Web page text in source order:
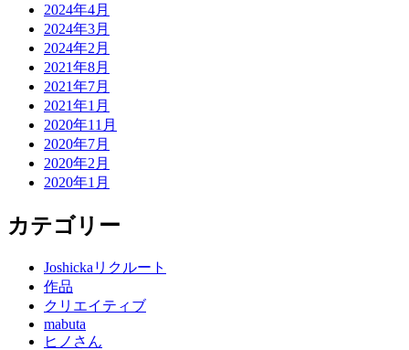
2024年4月
2024年3月
2024年2月
2021年8月
2021年7月
2021年1月
2020年11月
2020年7月
2020年2月
2020年1月
カテゴリー
Joshickaリクルート
作品
クリエイティブ
mabuta
ヒノさん